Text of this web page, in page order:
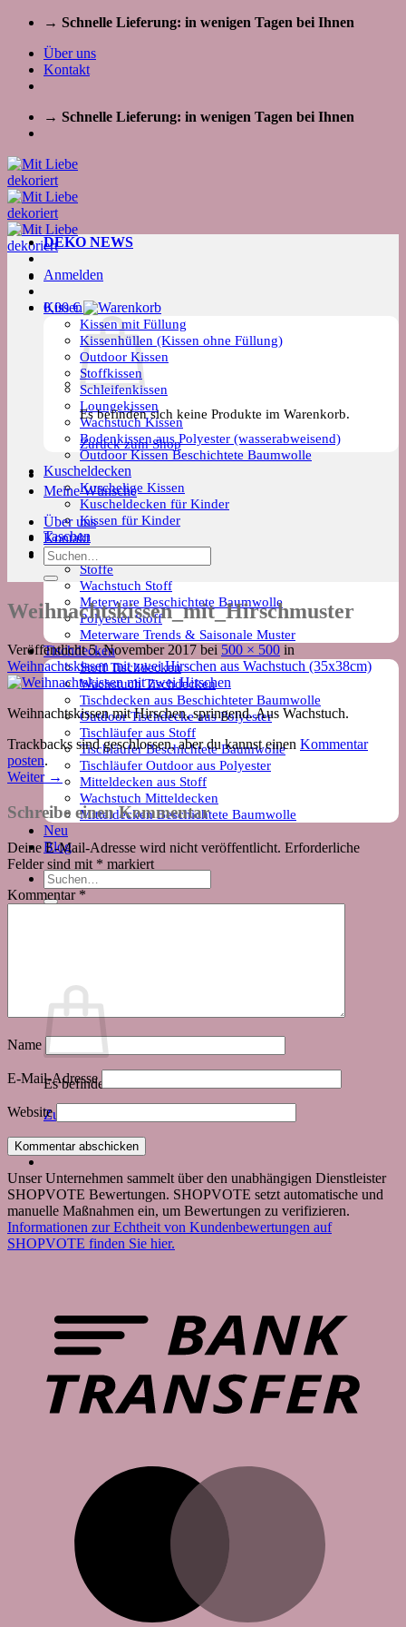
Zum
springen
→ Schnelle Lieferung: in wenigen Tagen bei Ihnen
Über uns
Kontakt
→ Schnelle Lieferung: in wenigen Tagen bei Ihnen
Kissen
Kissen mit Füllung
Kissenhüllen (Kissen ohne Füllung)
Outdoor Kissen
Stoffkissen
Schleifenkissen
Loungekissen
Wachstuch Kissen
Bodenkissen aus Polyester (wasserabweisend)
Outdoor Kissen Beschichtete Baumwolle
Kuscheldecken
Kuschelige Kissen
Kuscheldecken für Kinder
Kissen für Kinder
Taschen
Meterware
Stoffe
Wachstuch Stoff
Meterware Beschichtete Baumwolle
Polyester Stoff
Meterware Trends & Saisonale Muster
Tischdecken
Stoff Tischdecken
Wachstuch Tischdecken
Tischdecken aus Beschichteter Baumwolle
Outdoor Tischdecke aus Polyester
Tischläufer aus Stoff
Tischläufer Beschichtete Baumwolle
Tischläufer Outdoor aus Polyester
Mitteldecken aus Stoff
Wachstuch Mitteldecken
Mitteldecken Beschichtete Baumwolle
Neu
Blog
Suchen
nach:
Es befinden sich keine Produkte im Warenkorb.
Zurück zum Shop
DEKO NEWS
Anmelden
0,00€
Es befinden sich keine Produkte im Warenkorb.
Zurück zum Shop
Meine Wünsche
Über uns
Kontakt
Suchen
nach:
Weihnachtskissen_mit_Hirschmuster
Veröffentlicht5. November 2017 bei 500 × 500 in
Weihnachtskissen mit zwei Hirschen aus Wachstuch (35x38cm)
Weihnachtskissen mit Hirschen, springend. Aus Wachstuch.
Trackbacks sind geschlossen, aber du kannst einen Kommentar
posten.
Weiter →
Schreibe einen Kommentar
Deine E-Mail-Adresse wird nicht veröffentlicht. Erforderliche
Felder sind mit * markiert
Kommentar *
Name
E-Mail-Adresse
Website
Unser Unternehmen sammelt über den unabhängigen Dienstleister
SHOPVOTE Bewertungen. SHOPVOTE setzt automatische und
manuelle Maßnahmen ein, um Bewertungen zu verifizieren.
Informationen zur Echtheit von Kundenbewertungen auf
SHOPVOTE finden Sie hier.